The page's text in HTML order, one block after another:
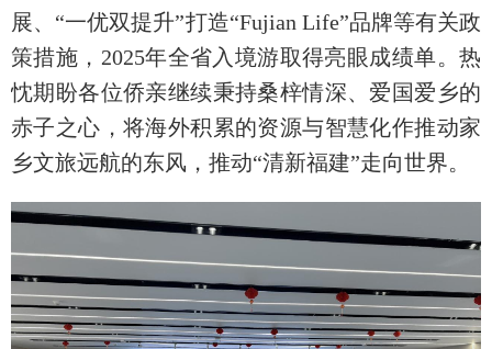
展、“一优双提升”打造“Fujian Life”品牌等有关政
策措施，2025年全省入境游取得亮眼成绩单。热
忱期盼各位侨亲继续秉持桑梓情深、爱国爱乡的
赤子之心，将海外积累的资源与智慧化作推动家
乡文旅远航的东风，推动“清新福建”走向世界。